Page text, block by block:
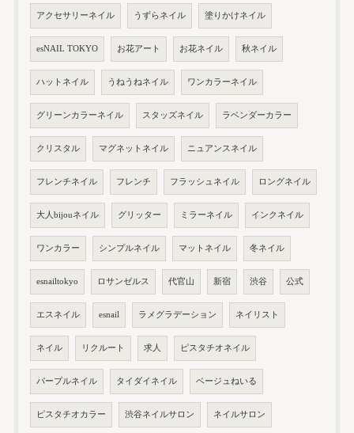
アクセサリーネイル うずらネイル 塗りかけネイル
esNAIL TOKYO お花アート お花ネイル 秋ネイル
ハットネイル うねうねネイル ワンカラーネイル
グリーンカラーネイル スタッズネイル ラベンダーカラー
クリスタル マグネットネイル ニュアンスネイル
フレンチネイル フレンチ フラッシュネイル ロングネイル
大人bijouネイル グリッター ミラーネイル インクネイル
ワンカラー シンプルネイル マットネイル 冬ネイル
esnailtokyo ロサンゼルス 代官山 新宿 渋谷 公式
エスネイル esnail ラメグラデーション ネイリスト
ネイル リクルート 求人 ピスタチオネイル
パープルネイル タイダイネイル ベージュねいる
ピスタチオカラー 渋谷ネイルサロン ネイルサロン